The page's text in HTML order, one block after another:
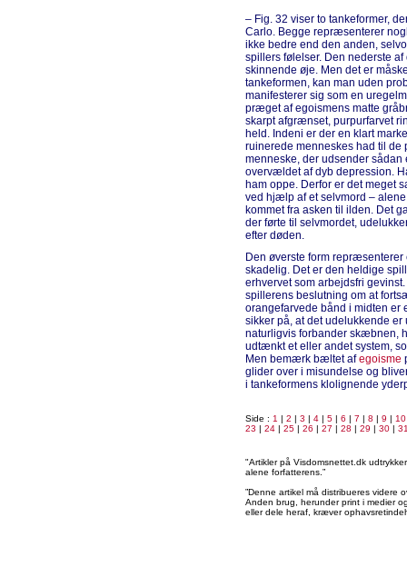
– Fig. 32 viser to tankeformer,
Carlo. Begge repræsenterer
ikke bedre end den anden,
spillers følelser. Den nederste
skinnende øje. Men det er
tankeformen, kan man uden
manifesterer sig som en
præget af egoismens matte
skarpt afgrænset, purpurfarvet
held. Indeni er der en klart
ruinerede menneskes had til de
menneske, der udsender sådan
overvældet af dyb depression.
ham oppe. Derfor er det meget
ved hjælp af et selvmord –
kommet fra asken til ilden. Det
der førte til selvmordet,
efter døden.
Den øverste form
skadelig. Det er den heldige
erhvervet som arbejdsfri
spillerens beslutning om at
orangefarvede bånd i midten er
sikker på, at det udelukkende
naturligvis forbander skæbnen,
udtænkt et eller andet system,
Men bemærk bæltet afegoisme
glider over i misundelse og
i tankeformens klolignende
Side : 1 | 2 | 3 | 4 | 5 | 6 | 7 | 8 | 9 | 10
23 | 24 | 25 | 26 | 27 | 28 | 29 | 30 |
"Artikler på Visdomsnettet.dk
alene forfatterens.”
”Denne artikel må distribueres videre
Anden brug, herunder print i medier
eller dele heraf, kræver